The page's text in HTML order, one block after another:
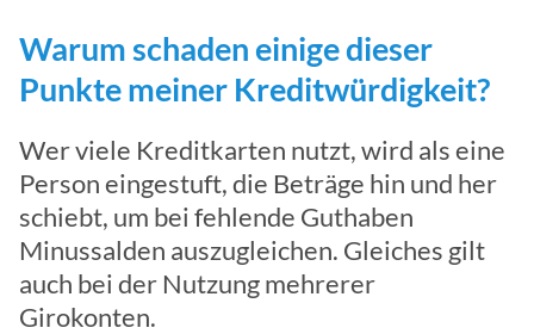
Warum schaden einige dieser
Punkte meiner Kreditwürdigkeit?
Wer viele Kreditkarten nutzt, wird als eine
Person eingestuft, die Beträge hin und her
schiebt, um bei fehlende Guthaben
Minussalden auszugleichen. Gleiches gilt
auch bei der Nutzung mehrerer
Girokonten.